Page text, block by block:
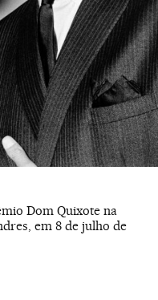
Dom Quixote na
em 8 de julho de